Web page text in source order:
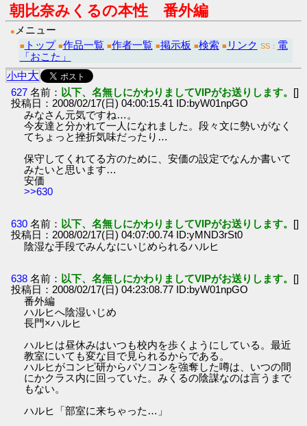
朝比奈みくるの本性 番外編
● メニュー
■ トップ ■作品一覧 ■作者一覧 ■掲示板 ■検索 ■ リンク SS： 電
「おこた」
小中大
627 名前： 以下、名無しにかわりましてVIPがお送りします。 []
投稿日：2008/02/17(日) 04:00:15.41 ID:byW01npGO
みなさん元気ですね…。
今友達と分かれて一人になれました。段々文に勢いがなく
てちょっと挫折気味だったり…
保守してくれてる方のために、安価の設定でなんか書いて
みたいと思います…
安価
>>630
630 名前： 以下、名無しにかわりましてVIPがお送りします。 []
投稿日：2008/02/17(日) 04:07:00.74 ID:yMND3rSt0
陰湿な手段でみんなにいじめられるハルヒ
638 名前： 以下、名無しにかわりましてVIPがお送りします。 []
投稿日：2008/02/17(日) 04:23:08.77 ID:byW01npGO
番外編
ハルヒへ陰湿いじめ
長門×ハルヒ
ハルヒは昼休みはいつも校内を歩くようにしている。最近
教室にいても変な目で見られるからである。
ハルヒがコンピ研からパソコンを強奪した噂は、いつの間
にかクラス内に回っていた。みくるの陰謀なのは言うまで
もない。
ハルヒ「部室に来ちゃった…」